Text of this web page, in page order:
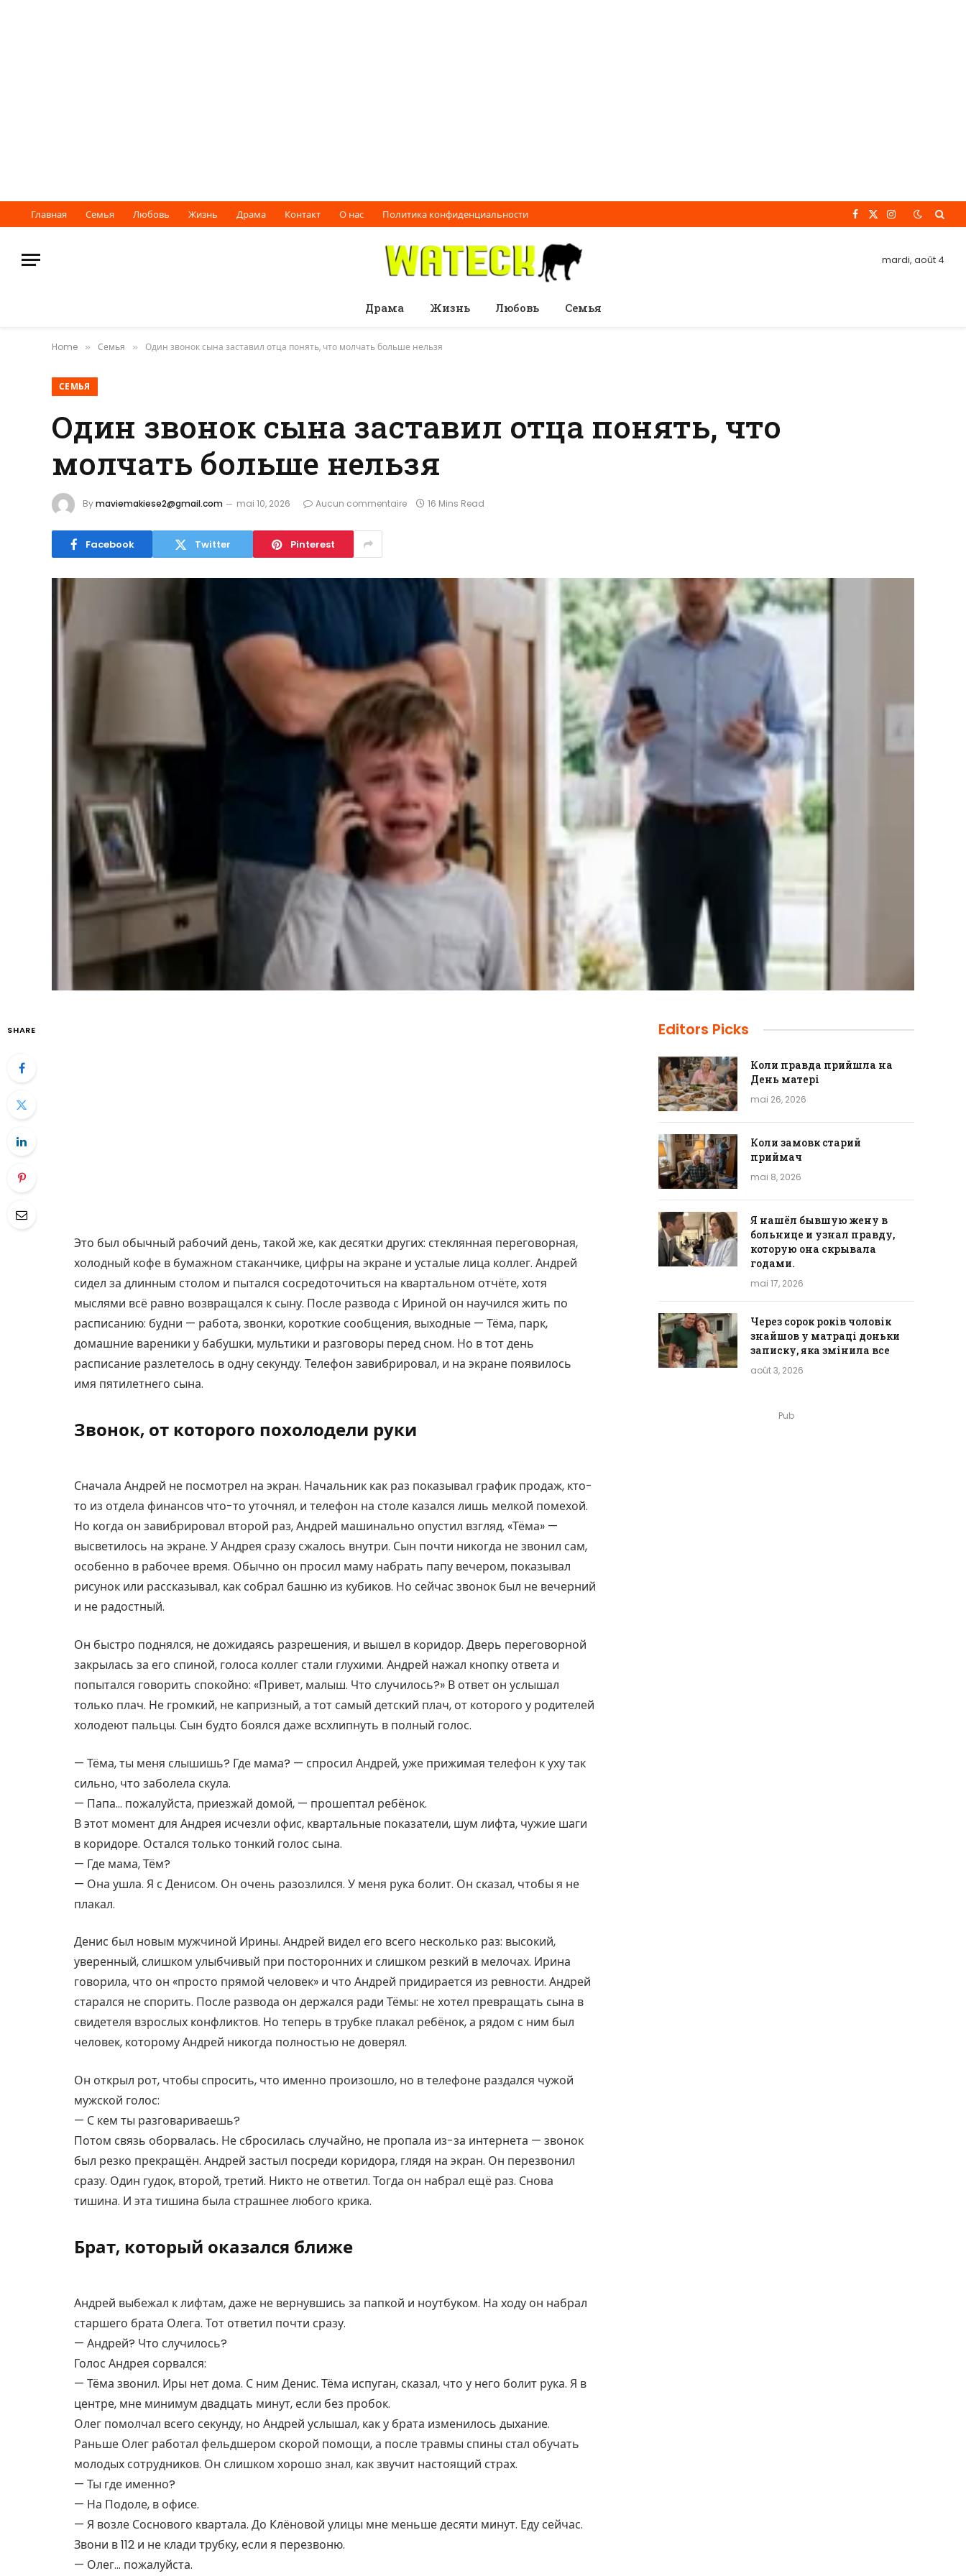
Главная Семья Любовь Жизнь Драма Контакт О нас Политика конфиденциальности Facebook
X
Instagram
mardi, août 4
Драма Жизнь Любовь Семья
Home » Семья » Один звонок сына заставил отца понять, что молчать больше нельзя
СЕМЬЯ
Один звонок сына заставил отца понять, что
молчать больше нельзя
Bymaviemakiese2@gmail.com mai 10, 2026 Aucun commentaire 16 Mins Read
Facebook Twitter Pinterest
SHARE
Это был обычный рабочий день, такой же, как десятки других: стеклянная переговорная,
холодный кофе в бумажном стаканчике, цифры на экране и усталые лица коллег. Андрей
сидел за длинным столом и пытался сосредоточиться на квартальном отчёте, хотя
мыслями всё равно возвращался к сыну. После развода с Ириной он научился жить по
расписанию: будни — работа, звонки, короткие сообщения, выходные — Тёма, парк,
домашние вареники у бабушки, мультики и разговоры перед сном. Но в тот день
расписание разлетелось в одну секунду. Телефон завибрировал, и на экране появилось
имя пятилетнего сына.
Звонок, от которого похолодели руки
Сначала Андрей не посмотрел на экран. Начальник как раз показывал график продаж, кто-
то из отдела финансов что-то уточнял, и телефон на столе казался лишь мелкой помехой.
Но когда он завибрировал второй раз, Андрей машинально опустил взгляд. «Тёма» —
высветилось на экране. У Андрея сразу сжалось внутри. Сын почти никогда не звонил сам,
особенно в рабочее время. Обычно он просил маму набрать папу вечером, показывал
рисунок или рассказывал, как собрал башню из кубиков. Но сейчас звонок был не вечерний
и не радостный.
Он быстро поднялся, не дожидаясь разрешения, и вышел в коридор. Дверь переговорной
закрылась за его спиной, голоса коллег стали глухими. Андрей нажал кнопку ответа и
попытался говорить спокойно: «Привет, малыш. Что случилось?» В ответ он услышал
только плач. Не громкий, не капризный, а тот самый детский плач, от которого у родителей
холодеют пальцы. Сын будто боялся даже всхлипнуть в полный голос.
— Тёма, ты меня слышишь? Где мама? — спросил Андрей, уже прижимая телефон к уху так
сильно, что заболела скула.
— Папа… пожалуйста, приезжай домой, — прошептал ребёнок.
В этот момент для Андрея исчезли офис, квартальные показатели, шум лифта, чужие шаги
в коридоре. Остался только тонкий голос сына.
— Где мама, Тём?
— Она ушла. Я с Денисом. Он очень разозлился. У меня рука болит. Он сказал, чтобы я не
плакал.
Денис был новым мужчиной Ирины. Андрей видел его всего несколько раз: высокий,
уверенный, слишком улыбчивый при посторонних и слишком резкий в мелочах. Ирина
говорила, что он «просто прямой человек» и что Андрей придирается из ревности. Андрей
старался не спорить. После развода он держался ради Тёмы: не хотел превращать сына в
свидетеля взрослых конфликтов. Но теперь в трубке плакал ребёнок, а рядом с ним был
человек, которому Андрей никогда полностью не доверял.
Он открыл рот, чтобы спросить, что именно произошло, но в телефоне раздался чужой
мужской голос:
— С кем ты разговариваешь?
Потом связь оборвалась. Не сбросилась случайно, не пропала из-за интернета — звонок
был резко прекращён. Андрей застыл посреди коридора, глядя на экран. Он перезвонил
сразу. Один гудок, второй, третий. Никто не ответил. Тогда он набрал ещё раз. Снова
тишина. И эта тишина была страшнее любого крика.
Брат, который оказался ближе
Андрей выбежал к лифтам, даже не вернувшись за папкой и ноутбуком. На ходу он набрал
старшего брата Олега. Тот ответил почти сразу.
— Андрей? Что случилось?
Голос Андрея сорвался:
— Тёма звонил. Иры нет дома. С ним Денис. Тёма испуган, сказал, что у него болит рука. Я в
центре, мне минимум двадцать минут, если без пробок.
Олег помолчал всего секунду, но Андрей услышал, как у брата изменилось дыхание.
Раньше Олег работал фельдшером скорой помощи, а после травмы спины стал обучать
молодых сотрудников. Он слишком хорошо знал, как звучит настоящий страх.
— Ты где именно?
— На Подоле, в офисе.
— Я возле Соснового квартала. До Клёновой улицы мне меньше десяти минут. Еду сейчас.
Звони в 112 и не клади трубку, если я перезвоню.
— Олег… пожалуйста.
Editors Picks
Коли правда прийшла на
День матері
mai 26, 2026
Коли замовк старий
приймач
mai 8, 2026
Я нашёл бывшую жену в
больнице и узнал правду,
которую она скрывала
годами.
mai 17, 2026
Через сорок років чоловік
знайшов у матраці доньки
записку, яка змінила все
août 3, 2026
Pub